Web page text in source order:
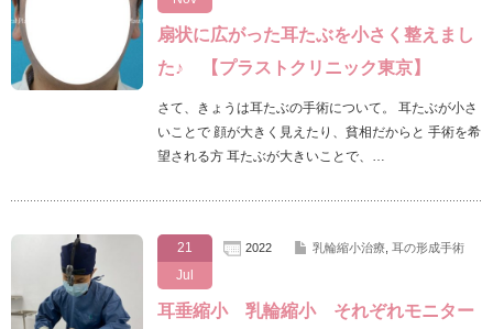
扇状に広がった耳たぶを小さく整えまし
た♪ 【プラストクリニック東京】
さて、きょうは耳たぶの手術について。 耳たぶが小さ
いことで 顔が大きく見えたり、貧相だからと 手術を希
望される方 耳たぶが大きいことで、…
21
Jul
2022 乳輪縮小治療, 耳の形成手術
耳垂縮小 乳輪縮小 それぞれモニター